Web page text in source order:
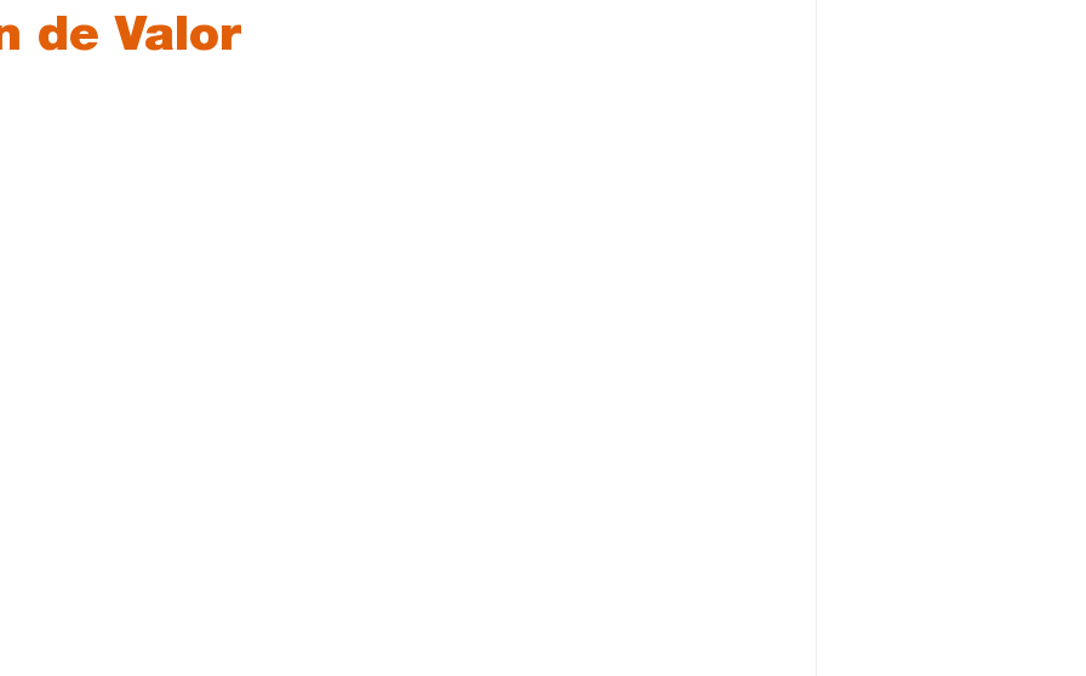
Casos de estudio Novedades
de Valor